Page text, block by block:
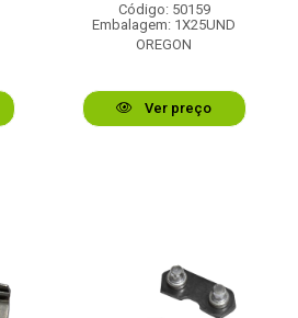
Código: 50159
Embalagem: 1X25UND
OREGON
Ver preço